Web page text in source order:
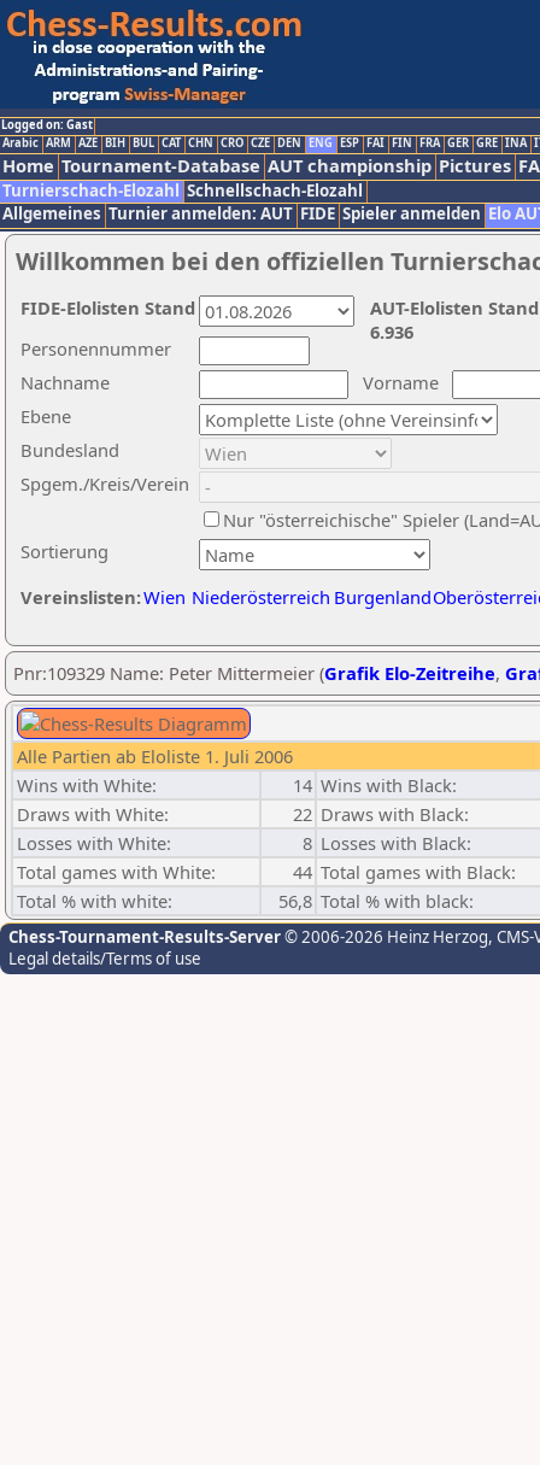
Logged on: Gast
Arabic ARM AZE BIH BUL CAT CHN CRO CZE DEN ENG ESP FAI FIN FRA GER GRE INA
Home Tournament-Database AUT championship Pictures
Turnierschach-Elozahl Schnellschach-Elozahl
Allgemeines Turnier anmelden: AUT FIDE Spieler anmelden Elo
Willkommen bei den offiziellen
Nachname
Vorname
Ebene
Sortierung
Personennummer
Bundesland
Spgem./Kreis/Verein
Nur "österreichische" Spieler
Vereinslisten:Wien Niederösterreich Burgenland
AUT-Elolisten
6.936
FIDE-Elolisten Stand
Pnr:109329 Name: Peter Mittermeier (Grafik Elo-Zeitreihe,
Alle Partien ab Eloliste 1. Juli 2006
Wins with White:
14 Wins with Black:
Draws with White:
22 Draws with Black:
Losses with White:
8 Losses with Black:
Total games with White:
44 Total games with Black:
Total % with white:
56,8 Total % with black:
Chess-Tournament-Results-Server© 2006-2026 Heinz Herzog,
Legal details/Terms of use